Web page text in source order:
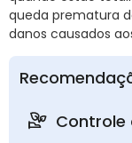
queda prematura
danos causados
Controle